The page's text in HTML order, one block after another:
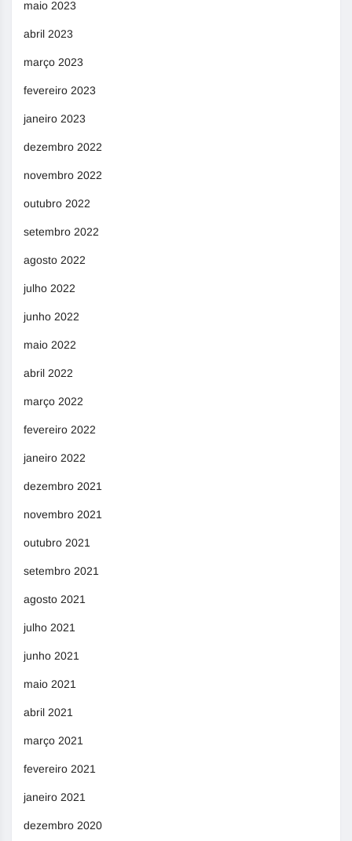
maio 2023
abril 2023
março 2023
fevereiro 2023
janeiro 2023
dezembro 2022
novembro 2022
outubro 2022
setembro 2022
agosto 2022
julho 2022
junho 2022
maio 2022
abril 2022
março 2022
fevereiro 2022
janeiro 2022
dezembro 2021
novembro 2021
outubro 2021
setembro 2021
agosto 2021
julho 2021
junho 2021
maio 2021
abril 2021
março 2021
fevereiro 2021
janeiro 2021
dezembro 2020